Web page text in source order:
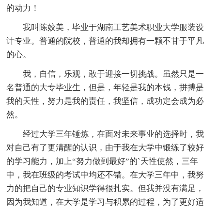
的动力！
我叫陈姣美，毕业于湖南工艺美术职业大学服装设
计专业。普通的院校，普通的我却拥有一颗不甘于平凡
的心。
我，自信，乐观，敢于迎接一切挑战。虽然只是一
名普通的大专毕业生，但是，年轻是我的本钱，拼搏是
我的天性，努力是我的责任，我坚信，成功定会成为必
然。
经过大学三年锤炼，在面对未来事业的选择时，我
对自己有了更清醒的认识，由于我在大学中锻练了较好
的学习能力，加上“努力做到最好”的`天性使然，三年
中，我在班级的考试中均还不错。在大学三年中，我努
力的把自己的专业知识学得很扎实。但我并没有满足，
因为我知道，在大学是学习与积累的过程，为了更好适